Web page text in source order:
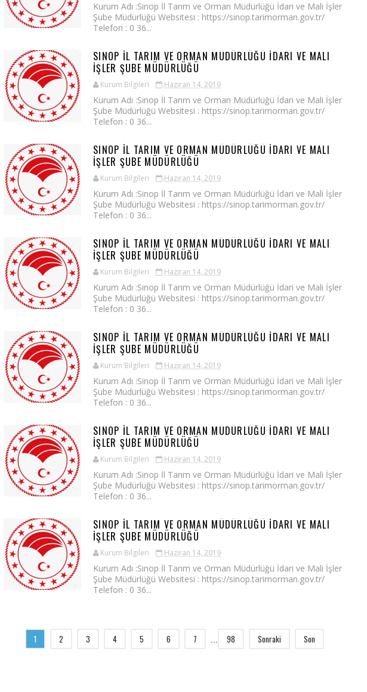
Kurum Adı :Sinop İl Tarım ve Orman Müdürlüğü İdari ve Mali İşler
Şube Müdürlüğü Websitesi : https://sinop.tarimorman.gov.tr/
Telefon : 0 36...
SINOP İL TARIM VE ORMAN MÜDÜRLÜĞÜ İDARI VE MALI
İŞLER ŞUBE MÜDÜRLÜĞÜ
Kurum Bilgileri Haziran 14, 2019
Kurum Adı :Sinop İl Tarım ve Orman Müdürlüğü İdari ve Mali İşler
Şube Müdürlüğü Websitesi : https://sinop.tarimorman.gov.tr/
Telefon : 0 36...
SINOP İL TARIM VE ORMAN MÜDÜRLÜĞÜ İDARI VE MALI
İŞLER ŞUBE MÜDÜRLÜĞÜ
Kurum Bilgileri Haziran 14, 2019
Kurum Adı :Sinop İl Tarım ve Orman Müdürlüğü İdari ve Mali İşler
Şube Müdürlüğü Websitesi : https://sinop.tarimorman.gov.tr/
Telefon : 0 36...
SINOP İL TARIM VE ORMAN MÜDÜRLÜĞÜ İDARI VE MALI
İŞLER ŞUBE MÜDÜRLÜĞÜ
Kurum Bilgileri Haziran 14, 2019
Kurum Adı :Sinop İl Tarım ve Orman Müdürlüğü İdari ve Mali İşler
Şube Müdürlüğü Websitesi : https://sinop.tarimorman.gov.tr/
Telefon : 0 36...
SINOP İL TARIM VE ORMAN MÜDÜRLÜĞÜ İDARI VE MALI
İŞLER ŞUBE MÜDÜRLÜĞÜ
Kurum Bilgileri Haziran 14, 2019
Kurum Adı :Sinop İl Tarım ve Orman Müdürlüğü İdari ve Mali İşler
Şube Müdürlüğü Websitesi : https://sinop.tarimorman.gov.tr/
Telefon : 0 36...
SINOP İL TARIM VE ORMAN MÜDÜRLÜĞÜ İDARI VE MALI
İŞLER ŞUBE MÜDÜRLÜĞÜ
Kurum Bilgileri Haziran 14, 2019
Kurum Adı :Sinop İl Tarım ve Orman Müdürlüğü İdari ve Mali İşler
Şube Müdürlüğü Websitesi : https://sinop.tarimorman.gov.tr/
Telefon : 0 36...
SINOP İL TARIM VE ORMAN MÜDÜRLÜĞÜ İDARI VE MALI
İŞLER ŞUBE MÜDÜRLÜĞÜ
Kurum Bilgileri Haziran 14, 2019
Kurum Adı :Sinop İl Tarım ve Orman Müdürlüğü İdari ve Mali İşler
Şube Müdürlüğü Websitesi : https://sinop.tarimorman.gov.tr/
Telefon : 0 36...
1 2 3 4 5 6 7 ... 98 Sonraki Son